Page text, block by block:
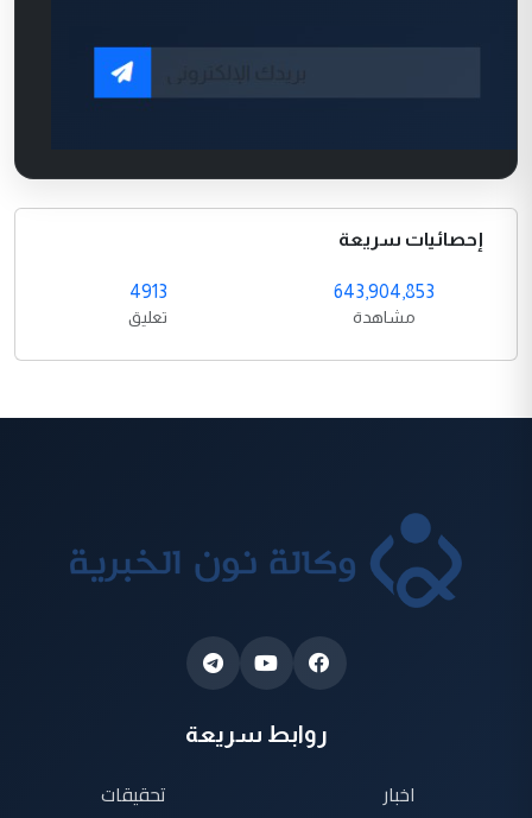
إحصائيات سريعة
643,904,853
مشاهدة
4913
تعليق
روابط سريعة
اخبار
تحقيقات